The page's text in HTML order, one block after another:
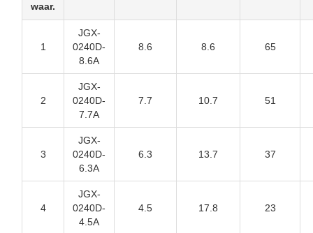
waar.
1
JGX-
0240D-
8.6A
8.6 8.6 65
2
JGX-
0240D-
7.7A
7.7 10.7 51
3
JGX-
0240D-
6.3A
6.3 13.7 37
4
JGX-
0240D-
4.5A
4.5 17.8 23